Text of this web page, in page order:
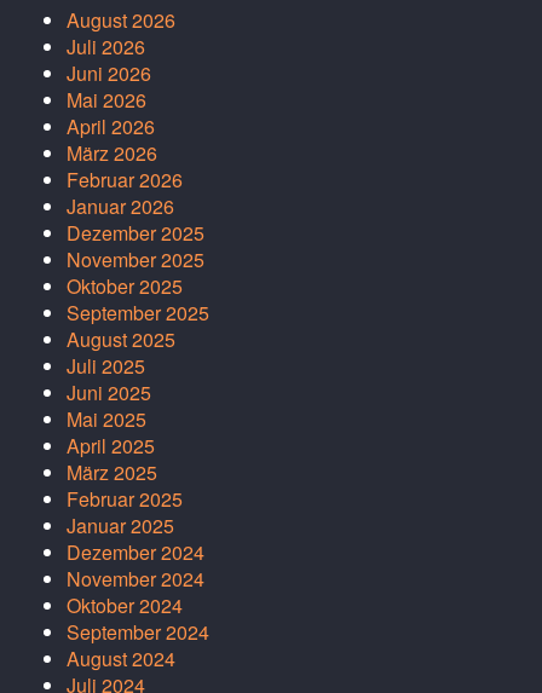
August 2026
Juli 2026
Juni 2026
Mai 2026
April 2026
März 2026
Februar 2026
Januar 2026
Dezember 2025
November 2025
Oktober 2025
September 2025
August 2025
Juli 2025
Juni 2025
Mai 2025
April 2025
März 2025
Februar 2025
Januar 2025
Dezember 2024
November 2024
Oktober 2024
September 2024
August 2024
Juli 2024